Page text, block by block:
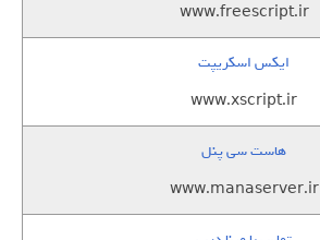
www.freescript.ir
ایکس اسکریپت
www.xscript.ir
هاست سی پنل
www.manaserver.ir